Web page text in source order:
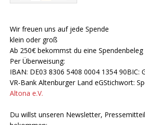
Wir freuen uns auf jede Spende
klein oder groß
Ab 250€ bekommst du eine Spendenbeleg
Per Überweisung:
IBAN: DE03 8306 5408 0004 1354 90BIC:
VR-Bank Altenburger Land eGStichwort:
Altona e.V.
Du willst unseren Newsletter,